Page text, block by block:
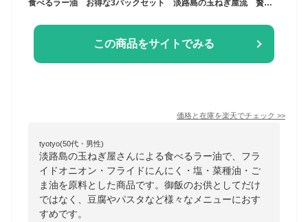
食べるラー油 お得な3パックセット 淡路島の玉ねぎ屋流 贅沢なシャリシャリラー油【メール便送料無料♪】
この商品をサイトでみる
価格と在庫を楽天でチェック >>
tyotyo(50代・男性)
淡路島の玉ねぎ屋さんによる食べるラー油で、フラ
イドオニオン・フライドにんにく・塩・菜種油・ご
ま油を原料とした商品です。御飯のお供としてだけ
ではなく、豆腐やパスタなど様々なメニューにおす
すめです。